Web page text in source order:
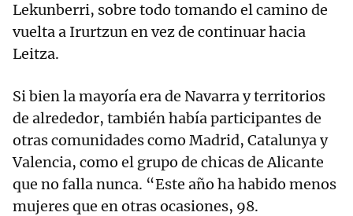
Lekunberri, sobre todo tomando el camino de
vuelta a Irurtzun en vez de continuar hacia
Leitza.
Si bien la mayoría era de Navarra y territorios
de alrededor, también había participantes de
otras comunidades como Madrid, Catalunya y
Valencia, como el grupo de chicas de Alicante
que no falla nunca. “Este año ha habido menos
mujeres que en otras ocasiones, 98.